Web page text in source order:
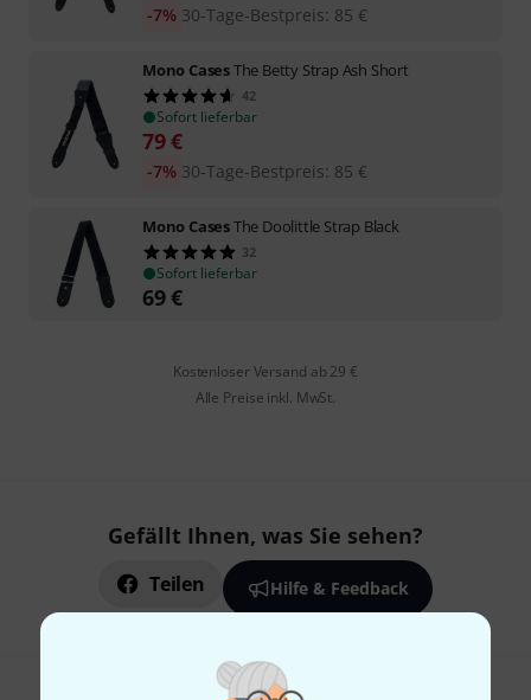
30-Tage-Bestpreis: 85 €
-7%
Mono CasesThe Betty Strap Ash Short
42
Sofort lieferbar
79€
30-Tage-Bestpreis: 85 €
-7%
Mono CasesThe Doolittle Strap Black
32
Sofort lieferbar
69€
Kostenloser Versand ab 29 €
Alle Preise inkl. MwSt.
Gefällt Ihnen, was Sie sehen?
Teilen Hilfe & Feedback